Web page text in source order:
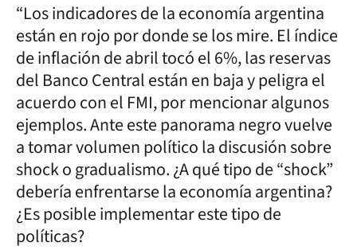
“Los indicadores de la economía argentina
están en rojo por donde se los mire. El índice
de inflación de abril tocó el 6%, las reservas
del Banco Central están en baja y peligra el
acuerdo con el FMI, por mencionar algunos
ejemplos. Ante este panorama negro vuelve
a tomar volumen político la discusión sobre
shock o gradualismo. ¿A qué tipo de “shock”
debería enfrentarse la economía argentina?
¿Es posible implementar este tipo de
políticas?